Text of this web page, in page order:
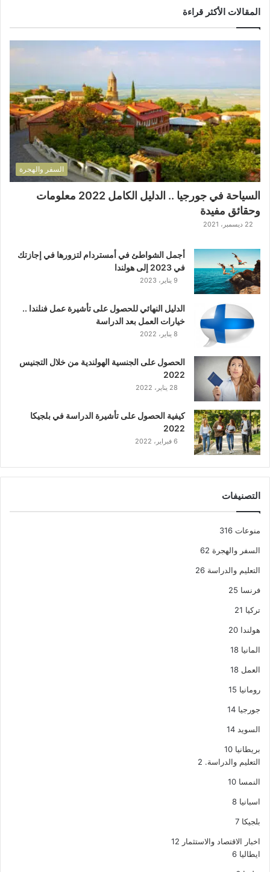
المقالات الأكثر قراءة
السفر والهجرة
السياحة في جورجيا .. الدليل الكامل 2022 معلومات
وحقائق مفيدة
22 ديسمبر، 2021
أجمل الشواطئ في أمستردام لتزورها في إجازتك
في 2023 إلى هولندا
9 يناير، 2023
الدليل النهائي للحصول على تأشيرة عمل فنلندا ..
خيارات العمل بعد الدراسة
8 يناير، 2022
الحصول على الجنسية الهولندية من خلال التجنيس
2022
28 يناير، 2022
كيفية الحصول على تأشيرة الدراسة في بلجيكا
2022
6 فبراير، 2022
التصنيفات
منوعات 316
السفر والهجرة 62
التعليم والدراسة 26
فرنسا 25
تركيا 21
هولندا 20
المانيا 18
العمل 18
رومانيا 15
جورجيا 14
السويد 14
بريطانيا 10
التعليم والدراسة. 2
النمسا 10
اسبانيا 8
بلجيكا 7
اخبار الاقتصاد والاستثمار 12
ايطاليا 6